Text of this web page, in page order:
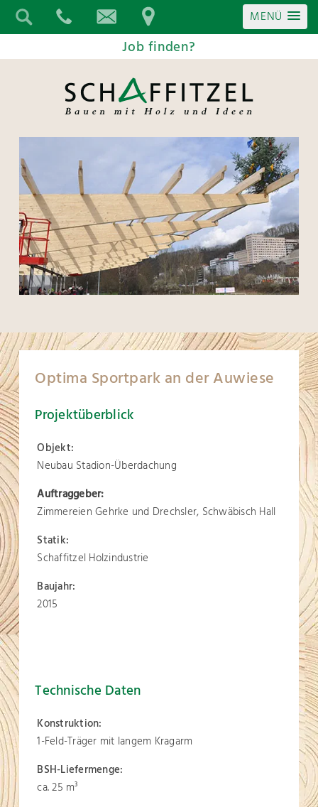
MENÜ
Job finden?
Optima Sportpark an der Auwiese
Projektüberblick
Objekt:
Neubau Stadion-Überdachung
Auftraggeber:
Zimmereien Gehrke und Drechsler, Schwäbisch Hall
Statik:
Schaffitzel Holzindustrie
Baujahr:
2015
Technische Daten
Konstruktion:
1-Feld-Träger mit langem Kragarm
BSH-Liefermenge:
ca. 25 m3